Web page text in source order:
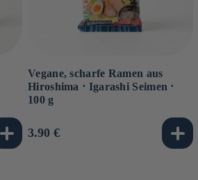
Vegane, scharfe Ramen aus
Hiroshima ⋅ Igarashi Seimen ⋅
100 g
Normaler
3.90 €